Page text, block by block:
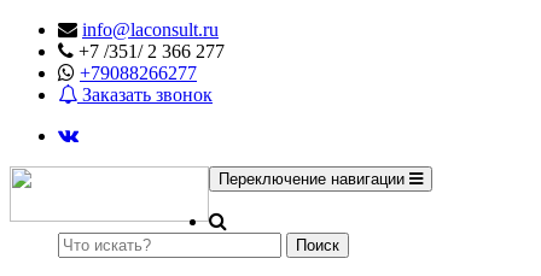
info@laconsult.ru
+7 /351/ 2 366 277
+79088266277
Заказать звонок
Переключение навигации
Поиск